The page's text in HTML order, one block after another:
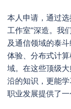
本人申请，通过
工作室”深造。我
及通信领域的泰
体验、分布式计
域。在这些顶级
沿的知识，更能
职业发展提供了一